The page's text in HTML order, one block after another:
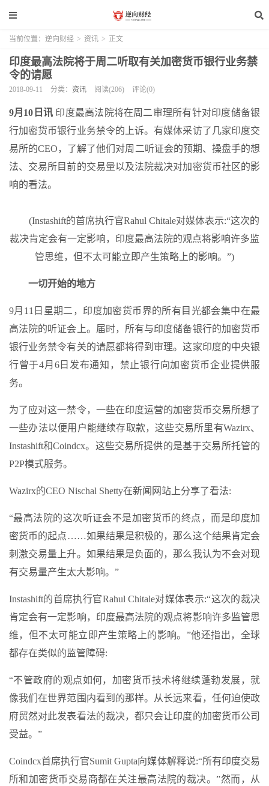
当前位置： 逆向财经 > 资讯 > 正文
印度最高法院将于周二听取有关加密货币银行业务禁
令的请愿
2018-09-11 分类： 资讯 阅读(206) 评论(0)
9月10日讯 印度最高法院将在周二审理所有针对印度储备银
行加密货币银行业务禁令的上诉。有媒体采访了几家印度交
易所的CEO，了解了他们对周二听证会的预期、操盘手的想
法、交易所目前的交易量以及法院裁决对加密货币社区的影
响的看法。
(Instashift的首席执行官Rahul Chitale对媒体表示:“这次的
裁决肯定会有一定影响，印度最高法院的观点将影响许多监
管思维，但不太可能立即产生策略上的影响。”)
一切开始的地方
9月11日星期二，印度加密货币界的所有目光都会集中在最
高法院的听证会上。届时，所有与印度储备银行的加密货币
银行业务禁令有关的请愿都将得到审理。这家印度的中央银
行曾于4月6日发布通知，禁止银行向加密货币企业提供服
务。
为了应对这一禁令，一些在印度运营的加密货币交易所想了
一些办法以便用户能继续存取款，这些交易所里有Wazirx、
Instashift和Coindcx。这些交易所提供的是基于交易所托管的
P2P模式服务。
Wazirx的CEO Nischal Shetty在新闻网站上分享了看法:
“最高法院的这次听证会不是加密货币的终点，而是印度加
密货币的起点……如果结果是积极的，那么这个结果肯定会
刺激交易量上升。如果结果是负面的，那么我认为不会对现
有交易量产生太大影响。”
Instashift的首席执行官Rahul Chitale对媒体表示:“这次的裁决
肯定会有一定影响，印度最高法院的观点将影响许多监管思
维，但不太可能立即产生策略上的影响。”他还指出，全球
都存在类似的监管障碍:
“不管政府的观点如何，加密货币技术将继续蓬勃发展，就
像我们在世界范围内看到的那样。从长远来看，任何迫使政
府贸然对此发表看法的裁决，都只会让印度的加密货币公司
受益。”
Coindcx首席执行官Sumit Gupta向媒体解释说:“所有印度交易
所和加密货币交易商都在关注最高法院的裁决。”然而，从